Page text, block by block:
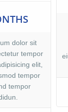
dolor sit
tempor
elit,
tempor
tempor